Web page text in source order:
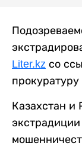
Liter.kz со
Казахстан и